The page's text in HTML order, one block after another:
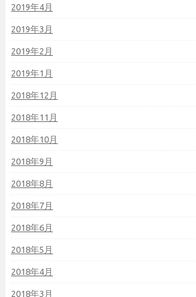
2019年4月
2019年3月
2019年2月
2019年1月
2018年12月
2018年11月
2018年10月
2018年9月
2018年8月
2018年7月
2018年6月
2018年5月
2018年4月
2018年3月